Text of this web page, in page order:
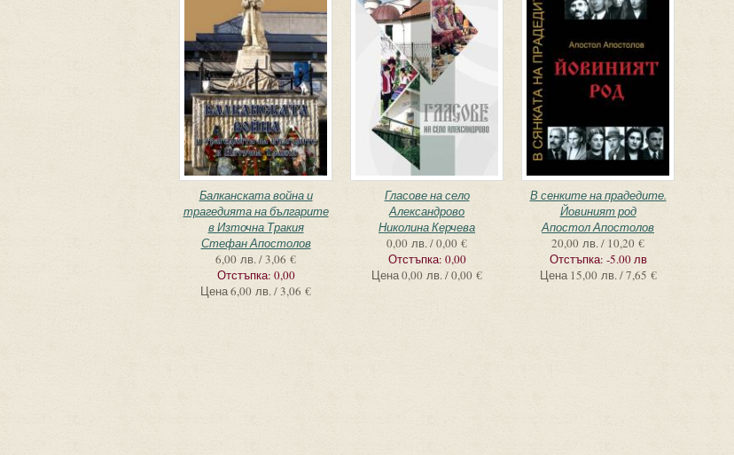
Балканската война и
трагедията на българите
в Източна Тракия
Стефан Апостолов
6,00 лв. / 3,06 €
Отстъпка: 0,00
Цена6,00 лв. / 3,06 €
Гласове на село
Александрово
Николина Керчева
0,00 лв. / 0,00 €
Отстъпка: 0,00
Цена0,00 лв. / 0,00 €
В сенките на прадедите.
Йовиният род
Апостол Апостолов
20,00 лв. / 10,20 €
Отстъпка: -5.00 лв
Цена 15,00 лв. / 7,65 €